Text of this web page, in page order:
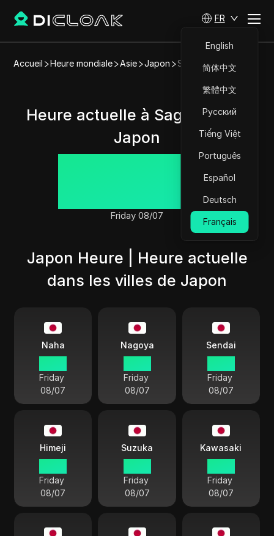
FR
English
简体中文
繁體中文
Русский
Tiếng Việt
Português
Español
Deutsch
Français
Accueil Heure mondiale Asie Japon Sagamihara
Heure actuelle à Sagamihara,
Japon
03:27:48
Friday 08/07
Japon Heure | Heure actuelle
dans les villes de Japon
Naha
Friday
08/07
Nagoya
Friday
08/07
Sendai
Friday
08/07
Himeji
Friday
08/07
Suzuka
Friday
08/07
Kawasaki
Friday
08/07